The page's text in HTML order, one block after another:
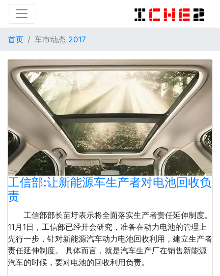
首页 车市动态 2017
工信部:让新能源车生产者对电池回收负
责
工信部部长苗圩表示将全面落实生产者责任延伸制度。
11月1日，工信部已经开会研究，准备在动力电池的管理上
先行一步，针对新能源汽车动力电池回收利用，建立生产者
责任延伸制度。 具体而言，就是汽车生产厂在销售新能源
汽车的时候，要对电池的回收利用负责。